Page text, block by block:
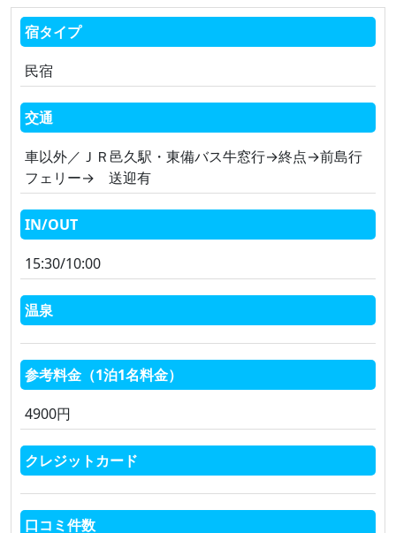
宿タイプ
民宿
交通
車以外／ＪＲ邑久駅・東備バス牛窓行→終点→前島行
フェリー→ 送迎有
IN/OUT
15:30/10:00
温泉
参考料金（1泊1名料金）
4900円
クレジットカード
口コミ件数